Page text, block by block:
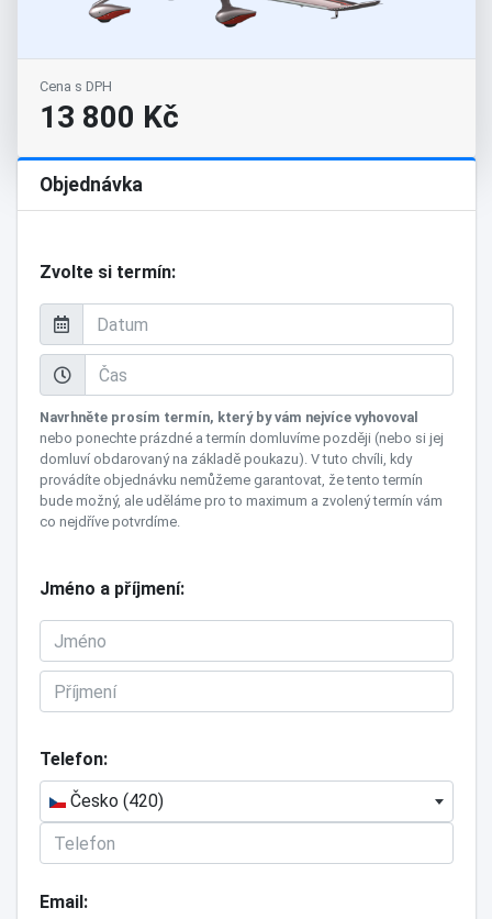
Cena s DPH
13 800 Kč
Objednávka
Zvolte si termín
Navrhněte prosím termín, který by vám nejvíce vyhovoval
nebo ponechte prázdné a termín domluvíme později (nebo si jej
domluví obdarovaný na základě poukazu). V tuto chvíli, kdy
provádíte objednávku nemůžeme garantovat, že tento termín
bude možný, ale uděláme pro to maximum a zvolený termín vám
co nejdříve potvrdíme.
Jméno a příjmení
Telefon
Česko (420)
Email